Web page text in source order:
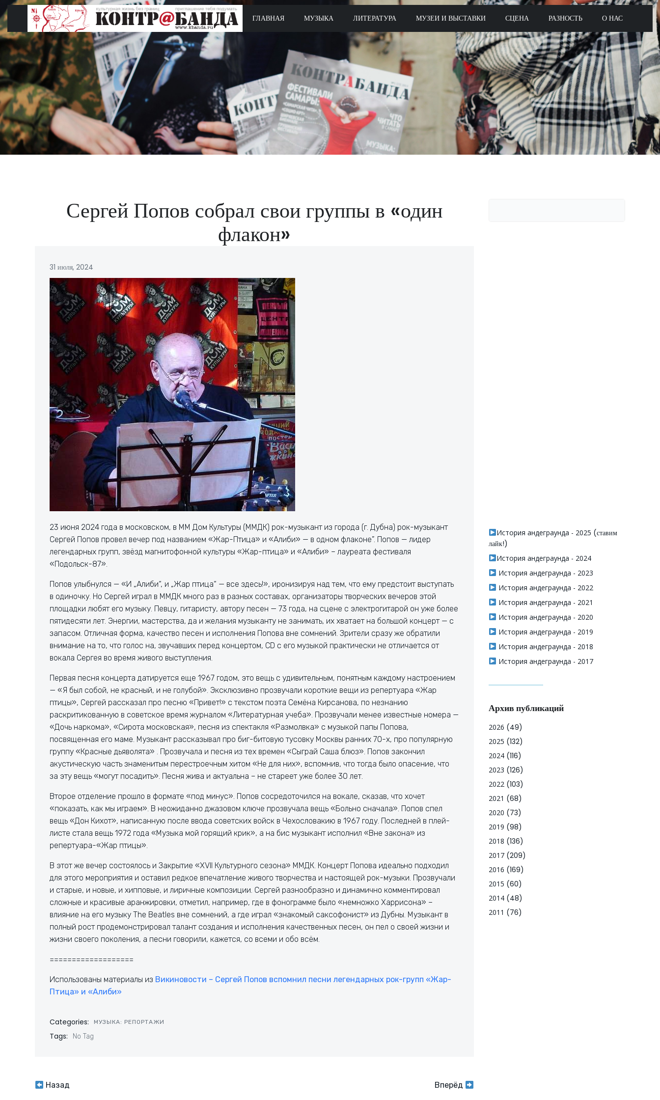
Перейти
к
содержимому
ГЛАВНАЯ МУЗЫКА ЛИТЕРАТУРА МУЗЕИ И ВЫСТАВКИ СЦЕНА РАЗНОСТЬ О НАС
Сергей Попов собрал свои группы в «один
флакон»
31 июля, 2024
23 июня 2024 года в московском, в ММ Дом Культуры (ММДК) рок-музыкант из города (г. Дубна) рок-музыкант
Сергей Попов провел вечер под названием «Жар-Птица» и «Алиби» — в одном флаконе”. Попов — лидер
легендарных групп, звёзд магнитофонной культуры «Жар-птица» и «Алиби» – лауреата фестиваля
«Подольск-87».
Попов улыбнулся — «И „Алиби“, и „Жар птица“ — все здесь!», иронизируя над тем, что ему предстоит выступать
в одиночку. Но Сергей играл в ММДК много раз в разных составах, организаторы творческих вечеров этой
площадки любят его музыку. Певцу, гитаристу, автору песен — 73 года, на сцене с электрогитарой он уже более
пятидесяти лет. Энергии, мастерства, да и желания музыканту не занимать, их хватает на большой концерт — с
запасом. Отличная форма, качество песен и исполнения Попова вне сомнений. Зрители сразу же обратили
внимание на то, что голос на, звучавших перед концертом, CD с его музыкой практически не отличается от
вокала Сергея во время живого выступления.
Первая песня концерта датируется еще 1967 годом, это вещь с удивительным, понятным каждому настроением
— «Я был собой, не красный, и не голубой». Эксклюзивно прозвучали короткие вещи из репертуара «Жар
птицы», Сергей рассказал про песню «Привет!» с текстом поэта Семёна Кирсанова, по незнанию
раскритикованную в советское время журналом «Литературная учеба». Прозвучали менее известные номера —
«Дочь наркома», «Сирота московская», песня из спектакля «Размолвка» с музыкой папы Попова,
посвященная его маме. Музыкант рассказывал про биг-битовую тусовку Москвы ранних 70-х, про популярную
группу «Красные дьяволята» . Прозвучала и песня из тех времен «Сыграй Саша блюз». Попов закончил
акустическую часть знаменитым перестроечным хитом «Не для них», вспомнив, что тогда было опасение, что
за эту вещь «могут посадить». Песня жива и актуальна – не стареет уже более 30 лет.
Второе отделение прошло в формате «под минус». Попов сосредоточился на вокале, сказав, что хочет
«показать, как мы играем». В неожиданно джазовом ключе прозвучала вещь «Больно сначала». Попов спел
вещь «Дон Кихот», написанную после ввода советских войск в Чехословакию в 1967 году. Последней в плей-
листе стала вещь 1972 года «Музыка мой горящий крик», а на бис музыкант исполнил «Вне закона» из
репертуара-«Жар птицы».
В этот же вечер состоялось и Закрытие «XVII Культурного сезона» ММДК. Концерт Попова идеально подходил
для этого мероприятия и оставил редкое впечатление живого творчества и настоящей рок-музыки. Прозвучали
и старые, и новые, и хипповые, и лиричные композиции. Сергей разнообразно и динамично комментировал
сложные и красивые аранжировки, отметил, например, где в фонограмме было «немножко Харрисона» –
влияние на его музыку The Beatles вне сомнений, а где играл «знакомый саксофонист» из Дубны. Музыкант в
полный рост продемонстрировал талант создания и исполнения качественных песен, он пел о своей жизни и
жизни своего поколения, а песни говорили, кажется, со всеми и обо всём.
===================
Использованы материалы из Викиновости – Сергей Попов вспомнил песни легендарных рок-групп «Жар-
Птица» и «Алиби»
Categories: МУЗЫКА: РЕПОРТАЖИ
Tags: No Tag
Навигация
Назад Вперёд
История андеграунда - 2025 (ставим
лайк!)
История андеграунда - 2024
История андеграунда - 2023
История андеграунда - 2022
История андеграунда - 2021
История андеграунда - 2020
История андеграунда - 2019
История андеграунда - 2018
История андеграунда - 2017
Архив публикаций
2026 (49)
2025 (132)
2024 (116)
2023 (126)
2022 (103)
2021 (68)
2020 (73)
2019 (98)
2018 (136)
2017 (209)
2016 (169)
2015 (60)
2014 (48)
2011 (76)